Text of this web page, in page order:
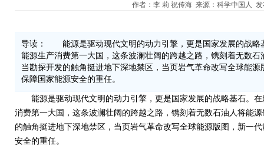
作者：李 莉 祝传海 来源：科学中国人 发
导读： 能源是驱动现代文明的动力引擎，更是国家发展的战略
能源生产消费第一大国，这条波澜壮阔的跨越之路，镌刻着无数
当勘探开发的触角挺进地下深地禁区，当页岩气革命改写全球能
保障国家能源安全的重任。
能源是驱动现代文明的动力引擎，更是国家发展的战略基石。在
消费第一大国，这条波澜壮阔的跨越之路，镌刻着无数石油人将能
的触角挺进地下深地禁区，当页岩气革命改写全球能源版图，新一
安全的重任。